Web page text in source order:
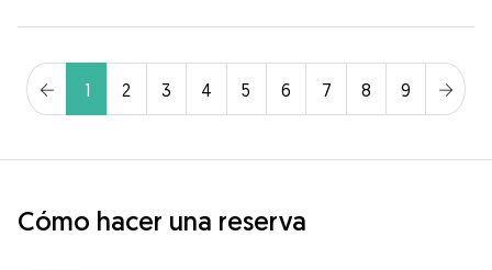
1 2 3 4 5 6 7 8 9
Cómo hacer una reserva